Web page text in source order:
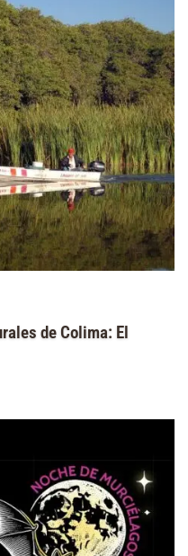
de Colima: El